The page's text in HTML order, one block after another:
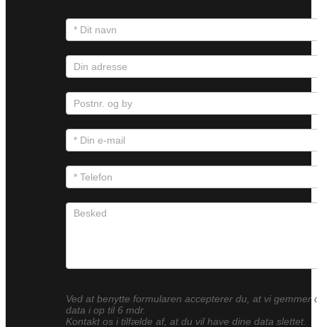
Ved at benytte formularen accepterer du, at vi gemmer
data i op til 6 mdr.
Kontakt os i tilfælde af, at du vil have dine data slettet.